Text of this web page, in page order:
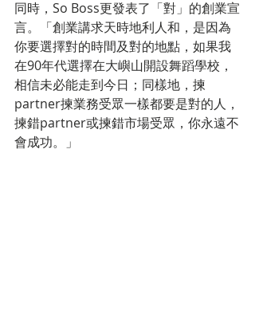
同時，So Boss更發表了「對」的創業宣
言。「創業講求天時地利人和，是因為
你要選擇對的時間及對的地點，如果我
在90年代選擇在大嶼山開設舞蹈學校，
相信未必能走到今日；同樣地，揀
partner揀業務受眾一樣都要是對的人，
揀錯partner或揀錯市場受眾，你永遠不
會成功。」